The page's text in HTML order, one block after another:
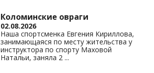
Коломинские овраги
02.08.2026
Наша спортсменка Евгения Кириллова,
занимающаяся по месту жительства у
инструктора по спорту Маховой
Натальи, заняла 2 ...